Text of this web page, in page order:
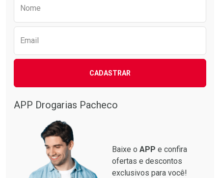
Comprar sem Desconto
Por R$ 18,99/cada
Comprar sem Desconto
Por R$ 18,99/cada
Nome
Email
CADASTRAR
APP Drogarias Pacheco
Baixe o APP e confira
ofertas e descontos
exclusivos para você!